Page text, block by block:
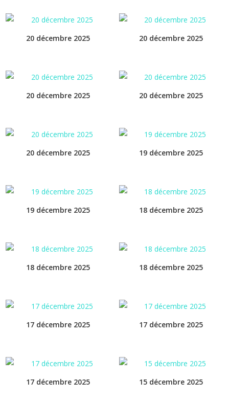
20 décembre 2025 20 décembre 2025
20 décembre 2025 20 décembre 2025
20 décembre 2025 19 décembre 2025
19 décembre 2025 18 décembre 2025
18 décembre 2025 18 décembre 2025
17 décembre 2025 17 décembre 2025
17 décembre 2025 15 décembre 2025